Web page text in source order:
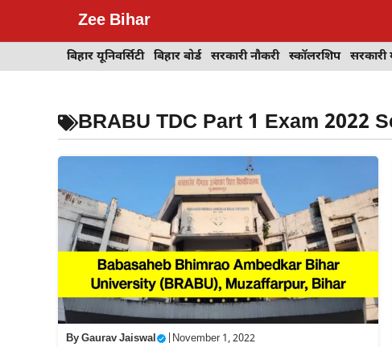
Zee Bihar
बिहार यूनिवर्सिटी बिहार बोर्ड सरकारी नौकरी स्कॉलरशिप सरकारी
BRABU TDC Part 1 Exam 2022
ByGaurav Jaiswal November 1, 2022